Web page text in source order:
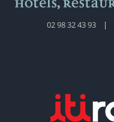
02 98 32 43 93|